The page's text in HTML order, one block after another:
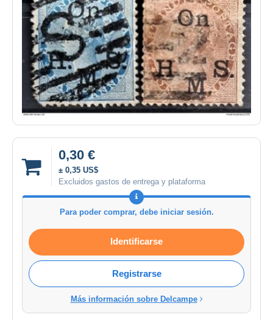
0,30 €
± 0,35 US$
Excluidos gastos de entrega y plataforma
Para poder comprar, debe iniciar sesión.
Identificarse
Registrarse
Más información sobre Delcampe